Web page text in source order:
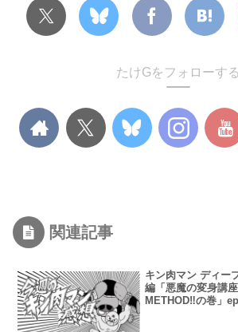
たけGをフォローする
関連記事
キン肉マン ディー
編「悪魔の変身講
METHOD‼︎の巻」